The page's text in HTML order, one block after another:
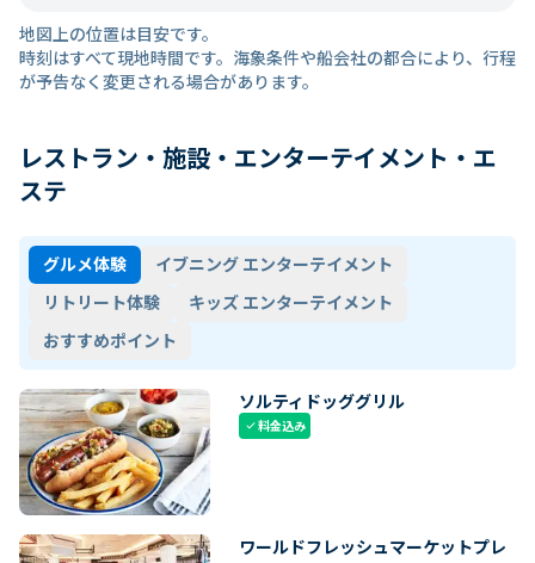
地図上の位置は目安です。
時刻はすべて現地時間です。海象条件や船会社の都合により、行程
が予告なく変更される場合があります。
レストラン・施設・エンターテイメント・エ
ステ
グルメ体験
イブニング エンターテイメント
リトリート体験
キッズ エンターテイメント
おすすめポイント
ソルティドッググリル
check料金込み
ワールドフレッシュマーケットプレ